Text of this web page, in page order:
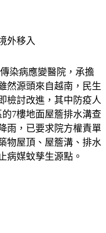
外移入
染病應變醫院，承擔
然源頭來自越南，民生
檢討改進，其中防疫人
7樓地面屋簷排水溝查
雨，已要求院方權責單
物屋頂、屋簷溝、排水
病媒蚊孳生源點。